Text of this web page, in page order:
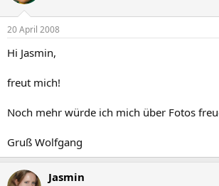
20 April 2008
Hi Jasmin,
freut mich!
Noch mehr würde ich mich über Fotos
Gruß Wolfgang
Jasmin